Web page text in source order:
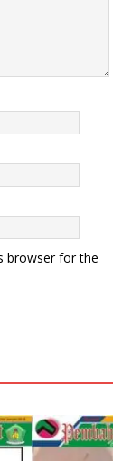
browser for the